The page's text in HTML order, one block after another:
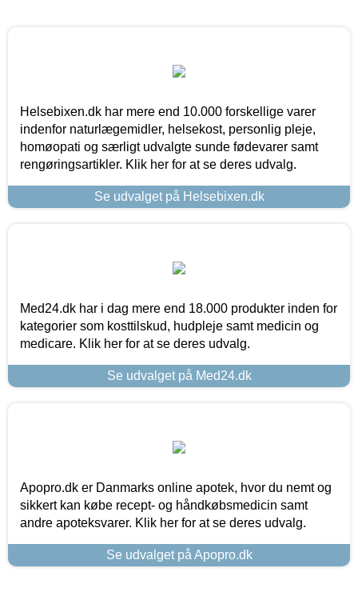
Helsebixen.dk har mere end 10.000 forskellige varer
indenfor naturlægemidler, helsekost, personlig pleje,
homøopati og særligt udvalgte sunde fødevarer samt
rengøringsartikler. Klik her for at se deres udvalg.
Se udvalget på Helsebixen.dk
Med24.dk har i dag mere end 18.000 produkter inden for
kategorier som kosttilskud, hudpleje samt medicin og
medicare. Klik her for at se deres udvalg.
Se udvalget på Med24.dk
Apopro.dk er Danmarks online apotek, hvor du nemt og
sikkert kan købe recept- og håndkøbsmedicin samt
andre apoteksvarer. Klik her for at se deres udvalg.
Se udvalget på Apopro.dk